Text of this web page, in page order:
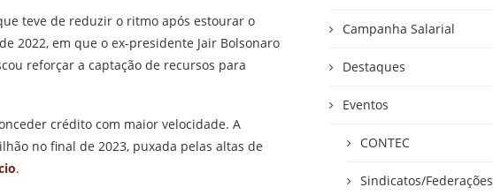
teve de reduzir o ritmo após estourar o
2022, em que o ex-presidente Jair Bolsonaro
reforçar a captação de recursos para
crédito com maior velocidade. A
no final de 2023, puxada pelas altas de
.
Campanha Salarial
Destaques
Eventos
CONTEC
Sindicatos/Federações